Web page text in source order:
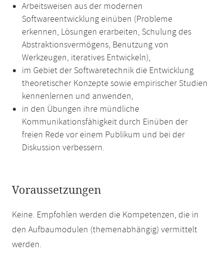
Arbeitsweisen aus der modernen
Softwareentwicklung einüben (Probleme
erkennen, Lösungen erarbeiten, Schulung des
Abstraktionsvermögens, Benutzung von
Werkzeugen, iteratives Entwickeln),
im Gebiet der Softwaretechnik die Entwicklung
theoretischer Konzepte sowie empirischer Studien
kennenlernen und anwenden,
in den Übungen ihre mündliche
Kommunikationsfähigkeit durch Einüben der
freien Rede vor einem Publikum und bei der
Diskussion verbessern.
Voraussetzungen
Keine. Empfohlen werden die Kompetenzen, die in
den Aufbaumodulen (themenabhängig) vermittelt
werden.